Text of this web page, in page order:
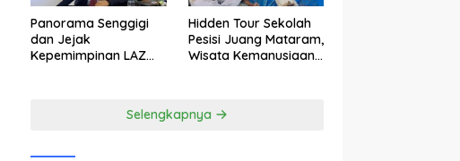
Panorama Senggigi
dan Jejak
Kepemimpinan LAZ
Hidden Tour Sekolah
Pesisi Juang Mataram,
Wisata Kemanusiaan
Selengkapnya